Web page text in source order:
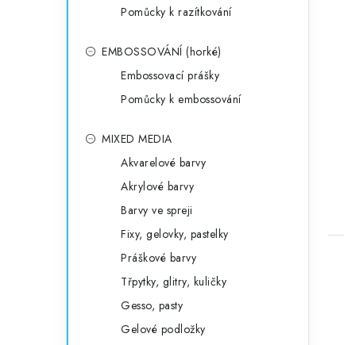
Pomůcky k razítkování
EMBOSSOVÁNÍ (horké)
Embossovací prášky
Pomůcky k embossování
MIXED MEDIA
Akvarelové barvy
Akrylové barvy
Barvy ve spreji
Fixy, gelovky, pastelky
Práškové barvy
Třpytky, glitry, kuličky
Gesso, pasty
Gelové podložky